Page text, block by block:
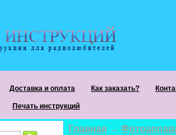
Доставка и оплата Как заказать?
Печать инструкций
Главная →